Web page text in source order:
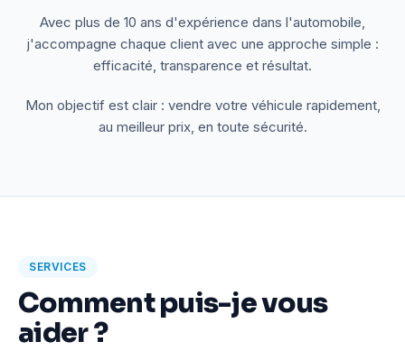
Avec plus de 10 ans d'expérience dans l'automobile,
j'accompagne chaque client avec une approche simple :
efficacité, transparence et résultat.
Mon objectif est clair : vendre votre véhicule rapidement,
au meilleur prix, en toute sécurité.
SERVICES
Comment puis-je vous
aider ?